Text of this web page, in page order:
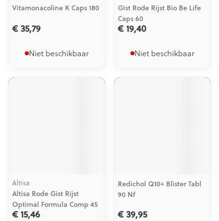
Vitamonacoline K Caps 180
€ 35,79
Niet beschikbaar
Gist Rode Rijst Bio Be Life
Caps 60
€ 19,40
Niet beschikbaar
Altisa
Altisa Rode Gist Rijst
Optimal Formula Comp 45
€ 15,46
Redichol Q10+ Blister Tabl
90 Nf
€ 39,95